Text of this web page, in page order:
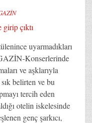
uyarmadıkları
Konserlerinde
ve aşklarıyla
belirten ve bu
tercih eden
otelin iskelesinde
genç şarkıcı,